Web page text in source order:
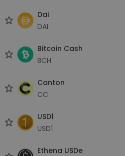
Dai
DAI
Bitcoin Cash
BCH
Canton
CC
USD1
USD1
Ethena USDe